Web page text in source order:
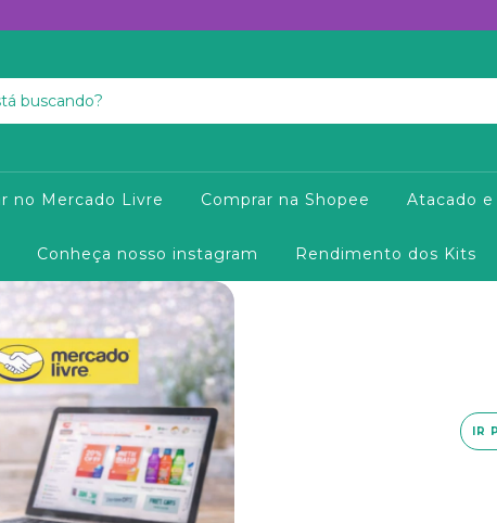
no Mercado Livre Comprar na Shopee Atacado
Conheça nosso instagram Rendimento dos Kits
IR